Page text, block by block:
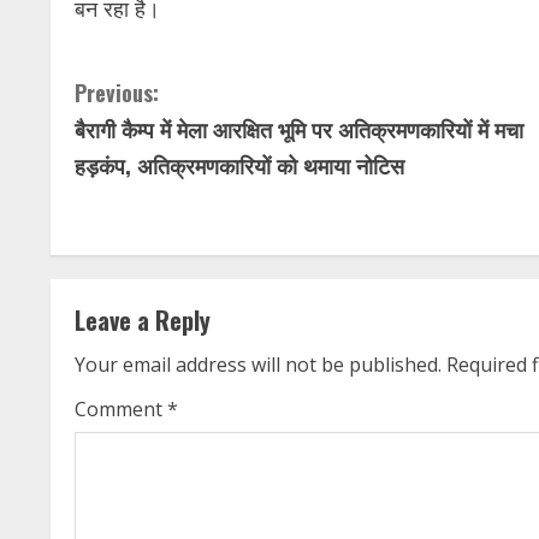
बन रहा है।
C
o
t
i
n
u
e
Previous:
बैरागी कैम्प में मेला आरक्षित भूमि पर अतिक्रमणकारियों में मचा
हड़कंप, अतिक्रमणकारियों को थमाया नोटिस
Leave a Reply
Your email address will not be published. Required
Comment*